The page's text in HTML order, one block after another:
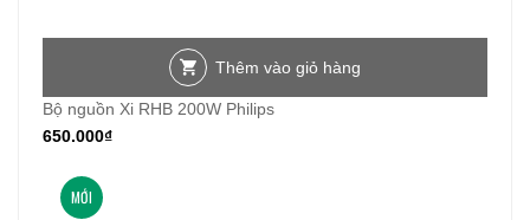
Thêm vào giỏ hàng
Bộ nguồn Xi RHB 200W Philips
650.000₫
MỚI